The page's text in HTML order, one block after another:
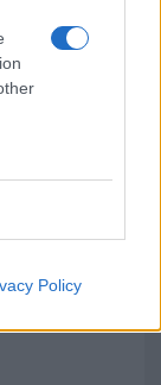
Policy